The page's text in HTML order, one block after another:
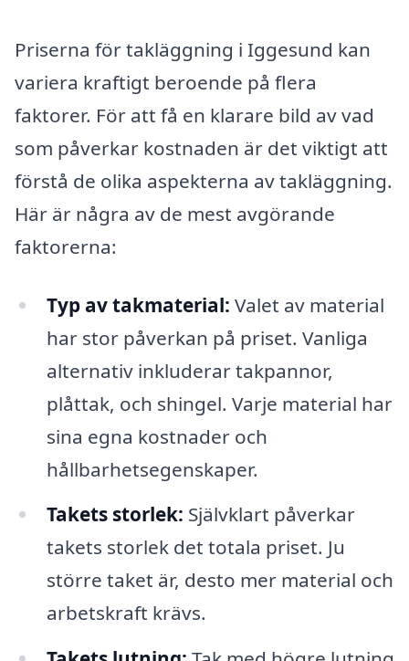
Priserna för takläggning i Iggesund kan
variera kraftigt beroende på flera
faktorer. För att få en klarare bild av vad
som påverkar kostnaden är det viktigt att
förstå de olika aspekterna av takläggning.
Här är några av de mest avgörande
faktorerna:
Typ av takmaterial: Valet av material
har stor påverkan på priset. Vanliga
alternativ inkluderar takpannor,
plåttak, och shingel. Varje material har
sina egna kostnader och
hållbarhetsegenskaper.
Takets storlek: Självklart påverkar
takets storlek det totala priset. Ju
större taket är, desto mer material och
arbetskraft krävs.